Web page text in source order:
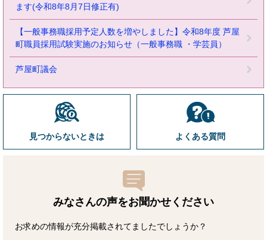
ます(令和8年8月7日修正有)
【一般事務職採用予定人数を増やしました】令和8年度 芦屋
町職員採用試験実施のお知らせ（一般事務職 ・学芸員）
芦屋町議会
見つからないときは よくある質問
みなさんの声をお聞かせ ください
お求めの情報が充分掲載されてましたでしょうか？